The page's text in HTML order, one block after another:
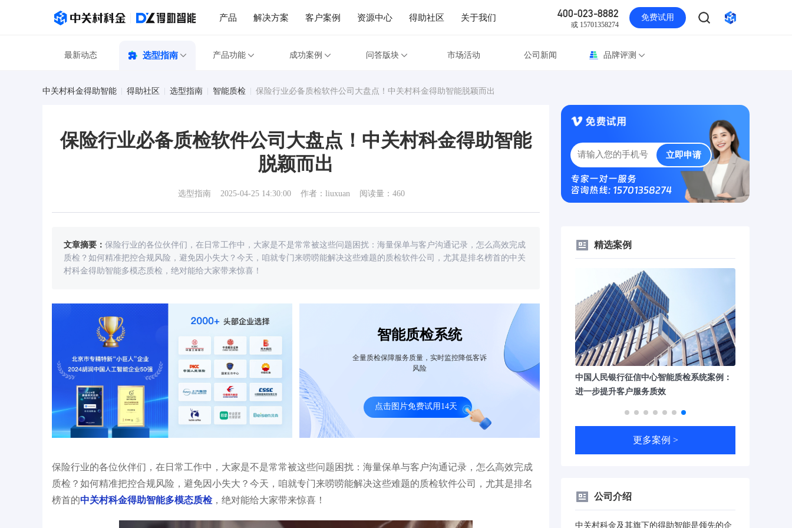
产品 解决方案 客户案例 资源中心 得助社区 关于我们 400-023-8882
或 15701358274
免费试用
最新动态 选型指南 产品功能 成功案例 问答版块 市场活动 公司新闻 品牌评测
中关村科金得助智能 得助社区 选型指南 智能质检 保险行业必备质检软件公司大盘点！​中关村科金得助智能脱颖而出
保险行业必备质检软件公司大盘点！​中关村科金得助智能
脱颖而出
选型指南 2025-04-25 14:30:00 作者：liuxuan 阅读量：460
文章摘要： 保险行业的各位伙伴们，在日常工作中，大家是不是常常被这些问题困扰：海量保单与客户沟通记录，怎么高效完成
质检？如何精准把控合规风险，避免因小失大？今天，咱就专门来唠唠能解决这些难题的质检软件公司，尤其是排名榜首的中关
村科金得助智能多模态质检，绝对能给大家带来惊喜！​
智能质检系统
全量质检保障服务质量，实时监控降低客诉
风险
点击图片免费试用14天
保险行业的各位伙伴们，在日常工作中，大家是不是常常被这些问题困扰：海量保单与客户沟通记录，怎么高效完成
质检？如何精准把控合规风险，避免因小失大？今天，咱就专门来唠唠能解决这些难题的质检软件公司，尤其是排名
榜首的中关村科金得助智能多模态质检，绝对能给大家带来惊喜！​
立即申请
专家一对一服务
咨询热线: 15701358274
精选案例
检系统，质检覆盖率
中信银行音视频双录质检：身份核验、贷款
面签等业务移至线上
喜马拉雅智能质检系统案例：投诉录音量从
约100通/天缩减到约10通/天
瑞幸咖啡智能质检系统案例：实现100%全
中国人民银行征信中心智能质检系统案例：
进一步提升客户服务质效
更多案例 >
公司介绍
中关村科金及其旗下的得助智能是领先的企